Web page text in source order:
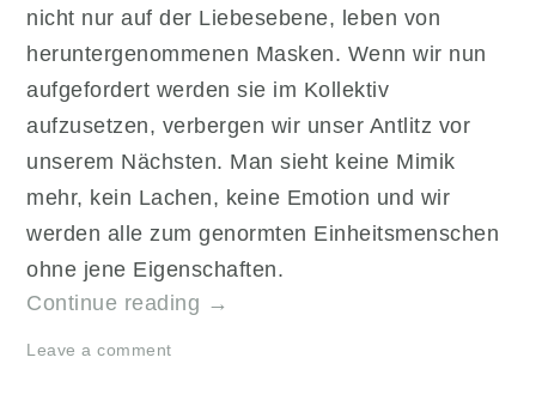
nicht nur auf der Liebesebene, leben von
heruntergenommenen Masken. Wenn wir nun
aufgefordert werden sie im Kollektiv
aufzusetzen, verbergen wir unser Antlitz vor
unserem Nächsten. Man sieht keine Mimik
mehr, kein Lachen, keine Emotion und wir
werden alle zum genormten Einheitsmenschen
ohne jene Eigenschaften.
Continue reading „Die
→
Leave a comment